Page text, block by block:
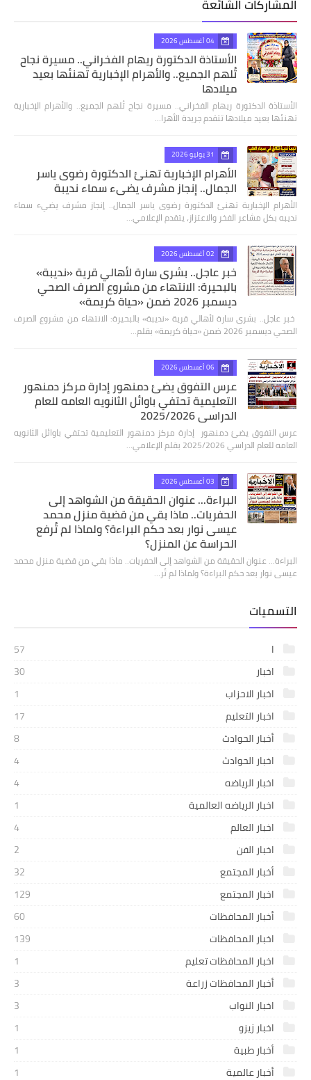
المشاركات الشائعة
04 أغسطس 2026
الأستاذة الدكتورة ريهام الفخراني.. مسيرة نجاح
تُلهم الجميع.. والأهرام الإخبارية تهنئها بعيد
ميلادها
الأستاذة الدكتورة ريهام الفخراني.. مسيرة نجاح تُلهم الجميع.. والأهرام الإخبارية
تهنئها بعيد ميلادها تتقدم جريدة الأهرا…
31 يوليو 2026
الأهرام الإخبارية تهنئ الدكتورة رضوى ياسر
الجمال.. إنجاز مشرف يضيء سماء نديبة
الأهرام الإخبارية تهنئ الدكتورة رضوى ياسر الجمال.. إنجاز مشرف يضيء سماء
نديبه بكل مشاعر الفخر والاعتزاز، يتقدم الإعلامي…
02 أغسطس 2026
خبر عاجل.. بشرى سارة لأهالي قرية «نديبة»
بالبحيرة: الانتهاء من مشروع الصرف الصحي
ديسمبر 2026 ضمن «حياة كريمة»
​ خبر عاجل.. بشرى سارة لأهالي قرية «نديبة» بالبحيرة: الانتهاء من مشروع الصرف
الصحي ديسمبر 2026 ضمن «حياة كريمة» بقلم…
06 أغسطس 2026
عرس التفوق يضئ دمنهور إدارة مركز دمنهور
التعليمية تحتفي باوائل الثانويه العامه للعام
الدراسي 2025/2026
عرس التفوق يضئ دمنهور إدارة مركز دمنهور التعليمية تحتفي باوائل الثانويه
العامه للعام الدراسي 2025/2026 بقلم الإعلامي…
03 أغسطس 2026
البراءة... عنوان الحقيقة من الشواهد إلى
الحفريات.. ماذا بقي من قضية منزل محمد
عيسى نوار بعد حكم البراءة؟ ولماذا لم تُرفع
الحراسة عن المنزل؟
البراءة... عنوان الحقيقة من الشواهد إلى الحفريات.. ماذا بقي من قضية منزل محمد
عيسى نوار بعد حكم البراءة؟ ولماذا لم تُر…
التسميات
ا
57
اخبار
30
اخبار الاحزاب
1
اخبار التعليم
17
أخبار الحوادث
8
اخبار الحوادث
4
اخبار الرياضه
4
اخبار الرياضه العالمية
1
اخبار العالم
4
اخبار الفن
2
أخبار المجتمع
32
اخبار المجتمع
129
أخبار المحافظات
60
اخبار المحافظات
139
اخبار المحافظات تعليم
1
أخبار المحافظات زراعة
3
اخبار النواب
3
اخبار زيزو
1
أخبار طبية
1
أخبار عالمية
1